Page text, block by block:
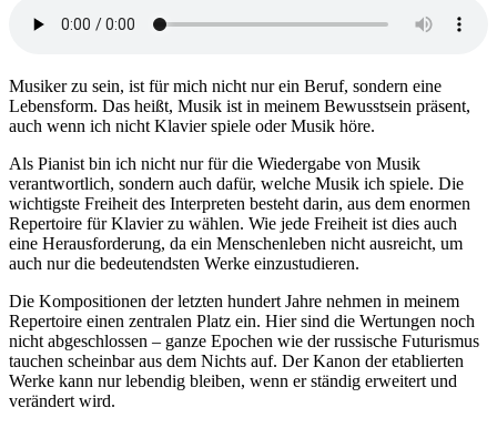
Musiker zu sein, ist für mich nicht nur ein Beruf, sondern eine
Lebensform. Das heißt, Musik ist in meinem Bewusstsein präsent,
auch wenn ich nicht Klavier spiele oder Musik höre.
Als Pianist bin ich nicht nur für die Wiedergabe von Musik
verantwortlich, sondern auch dafür, welche Musik ich spiele. Die
wichtigste Freiheit des Interpreten besteht darin, aus dem enormen
Repertoire für Klavier zu wählen. Wie jede Freiheit ist dies auch
eine Herausforderung, da ein Menschenleben nicht ausreicht, um
auch nur die bedeutendsten Werke einzustudieren.
Die Kompositionen der letzten hundert Jahre nehmen in meinem
Repertoire einen zentralen Platz ein. Hier sind die Wertungen noch
nicht abgeschlossen – ganze Epochen wie der russische Futurismus
tauchen scheinbar aus dem Nichts auf. Der Kanon der etablierten
Werke kann nur lebendig bleiben, wenn er ständig erweitert und
verändert wird.